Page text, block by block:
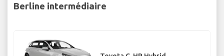
Berline intermédiaire